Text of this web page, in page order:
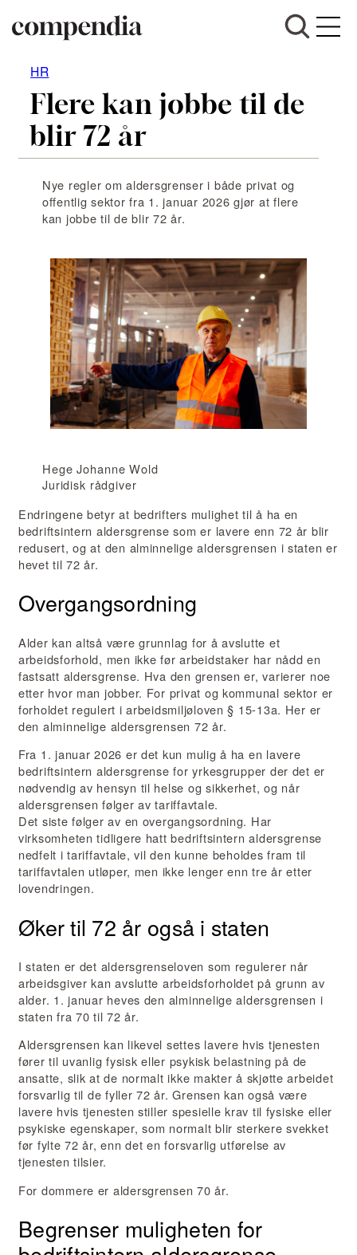
Hopp
innhold
HR
Flere kan jobbe til de
blir 72 år
Nye regler om aldersgrenser i både privat og
offentlig sektor fra 1. januar 2026 gjør at flere
kan jobbe til de blir 72 år.
Hege Johanne Wold
Juridisk rådgiver
Endringene betyr at bedrifters mulighet til å ha en
bedriftsintern aldersgrense som er lavere enn 72 år blir
redusert, og at den alminnelige aldersgrensen i staten er
hevet til 72 år.
Overgangsordning
Alder kan altså være grunnlag for å avslutte et
arbeidsforhold, men ikke før arbeidstaker har nådd en
fastsatt aldersgrense. Hva den grensen er, varierer noe
etter hvor man jobber. For privat og kommunal sektor er
forholdet regulert i arbeidsmiljøloven § 15-13a. Her er
den alminnelige aldersgrensen 72 år.
Fra 1. januar 2026 er det kun mulig å ha en lavere
bedriftsintern aldersgrense for yrkesgrupper der det er
nødvendig av hensyn til helse og sikkerhet, og når
aldersgrensen følger av tariffavtale.
Det siste følger av en overgangsordning. Har
virksomheten tidligere hatt bedriftsintern aldersgrense
nedfelt i tariffavtale, vil den kunne beholdes fram til
tariffavtalen utløper, men ikke lenger enn tre år etter
lovendringen.
Øker til 72 år også i staten
I staten er det aldersgrenseloven som regulerer når
arbeidsgiver kan avslutte arbeidsforholdet på grunn av
alder. 1. januar heves den alminnelige aldersgrensen i
staten fra 70 til 72 år.
Aldersgrensen kan likevel settes lavere hvis tjenesten
fører til uvanlig fysisk eller psykisk belastning på de
ansatte, slik at de normalt ikke makter å skjøtte arbeidet
forsvarlig til de fyller 72 år. Grensen kan også være
lavere hvis tjenesten stiller spesielle krav til fysiske eller
psykiske egenskaper, som normalt blir sterkere svekket
før fylte 72 år, enn det en forsvarlig utførelse av
tjenesten tilsier.
For dommere er aldersgrensen 70 år.
Begrenser muligheten for